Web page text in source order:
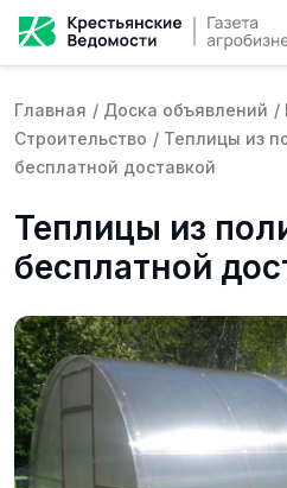
Главная / Доска объявлений /
Строительство / Теплицы из
бесплатной доставкой
Теплицы из
бесплатной